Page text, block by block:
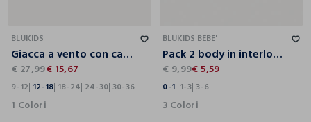
BLUKIDS
Giacca a vento con cappuccio bimbo
€ 27,99€ 15,67
9-12 12-18 18-24 24-30 30-36
1 Colori
BLUKIDS BEBE'
Pack 2 body in interlock di puro cotone neonato
€ 9,99€ 5,59
0-1 1-3 3-6
3 Colori